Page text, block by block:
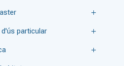
particular